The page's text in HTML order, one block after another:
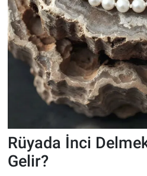
Rüyada İnci
Gelir?